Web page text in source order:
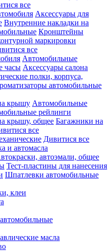
все
Аксессуары для
Внутренние накладки на
Кронштейны
маркировки
все
Автомобильные
часы Аксессуары салона
полки, корпуса,
автомобильные
крышу Автомобильные
рейлинги
крышу, общее Багажники на
все
Дивитися все
и автомасла
автоэмали, общее
Тест-пластины для нанесения
Шпатлевки автомобильные
клеи
масла